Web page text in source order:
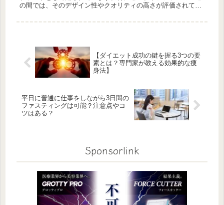
の間では、そのデザイン性やクオリティの高さが評価されてい
【ダイエット成功の鍵を握る3つの要
素とは？専門家が教える効果的な痩
身法】
平日に普通に仕事をしながら3日間の
ファスティングは可能？注意点やコ
ツはある？
Sponsorlink